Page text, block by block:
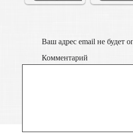
Ваш адрес email не будет
Комментарий